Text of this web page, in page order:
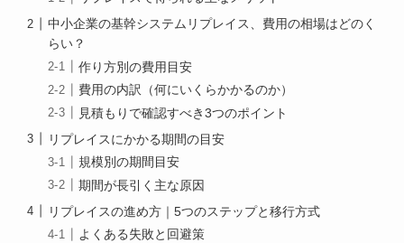
中小企業の基幹システムリプレイス、費用の相場はどのく
らい？
作り方別の費用目安
費用の内訳（何にいくらかかるのか）
見積もりで確認すべき3つのポイント
リプレイスにかかる期間の目安
規模別の期間目安
期間が長引く主な原因
リプレイスの進め方｜5つのステップと移行方式
よくある失敗と回避策